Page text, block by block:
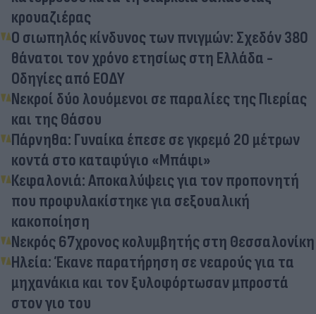
κρουαζιέρας
Ο σιωπηλός κίνδυνος των πνιγμών: Σχεδόν 380
θάνατοι τον χρόνο ετησίως στη Ελλάδα -
Οδηγίες από ΕΟΔΥ
Νεκροί δύο λουόμενοι σε παραλίες της Πιερίας
και της Θάσου
Πάρνηθα: Γυναίκα έπεσε σε γκρεμό 20 μέτρων
κοντά στο καταφύγιο «Μπάφι»
Κεφαλονιά: Αποκαλύψεις για τον προπονητή
που προφυλακίστηκε για σεξουαλική
κακοποίηση
Νεκρός 67χρονος κολυμβητής στη Θεσσαλονίκη
Ηλεία: Έκανε παρατήρηση σε νεαρούς για τα
μηχανάκια και τον ξυλοφόρτωσαν μπροστά
στον γιo του